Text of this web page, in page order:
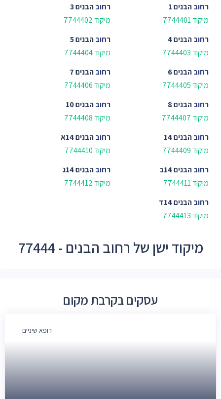
רחובהבנים 1
מיקוד 7744401
רחובהבנים 3
מיקוד 7744402
רחובהבנים 4
מיקוד 7744403
רחובהבנים 5
מיקוד 7744404
רחובהבנים 6
מיקוד 7744405
רחובהבנים 7
מיקוד 7744406
רחובהבנים 8
מיקוד 7744407
רחובהבנים 10
מיקוד 7744408
רחובהבנים 14
מיקוד 7744409
רחובהבנים 14א
מיקוד 7744410
רחובהבנים 14ב
מיקוד 7744411
רחובהבנים 14ג
מיקוד 7744412
רחובהבנים 14ד
מיקוד 7744413
מיקוד ישן של רחוב הבנים - 77444
עסקים בקרבת מקום
רופא שיניים